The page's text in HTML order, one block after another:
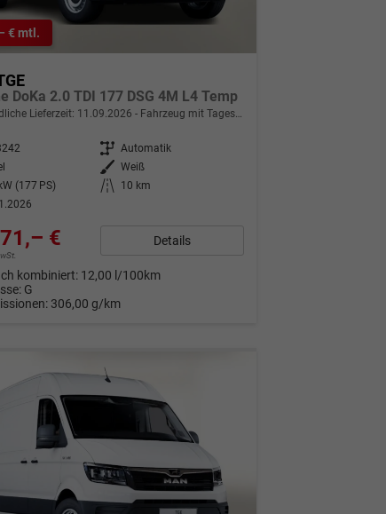
€ mtl.
DoKa 2.0 TDI 177 DSG 4M L4 Temp
Lieferzeit: 11.09.2026 Fahrzeug mit Tageszulassung
Getriebe Automatik
Außenfarbe Weiß
(177 PS) Kilometerstand
10 km
€ Details
kombiniert: 12,00 l/100km
G
306,00 g/km